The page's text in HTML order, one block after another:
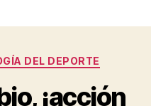
DEL DEPORTE
¡acción